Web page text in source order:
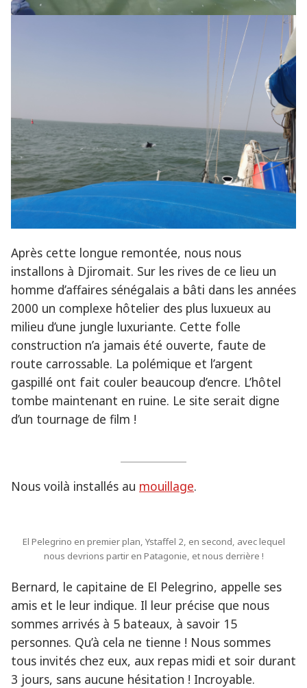
Après cette longue remontée, nous nous
installons à Djiromait. Sur les rives de ce lieu un
homme d’affaires sénégalais a bâti dans les années
2000 un complexe hôtelier des plus luxueux au
milieu d’une jungle luxuriante. Cette folle
construction n’a jamais été ouverte, faute de
route carrossable. La polémique et l’argent
gaspillé ont fait couler beaucoup d’encre. L’hôtel
tombe maintenant en ruine. Le site serait digne
d’un tournage de film !
Nous voilà installés au mouillage.
El Pelegrino en premier plan, Ystaffel 2, en second, avec lequel
nous devrions partir en Patagonie, et nous derrière !
Bernard, le capitaine de El Pelegrino, appelle ses
amis et le leur indique. Il leur précise que nous
sommes arrivés à 5 bateaux, à savoir 15
personnes. Qu’à cela ne tienne ! Nous sommes
tous invités chez eux, aux repas midi et soir durant
3 jours, sans aucune hésitation ! Incroyable.